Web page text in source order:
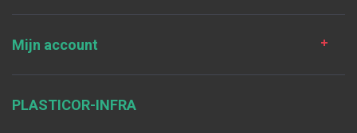
Mijn account
PLASTICOR-INFRA